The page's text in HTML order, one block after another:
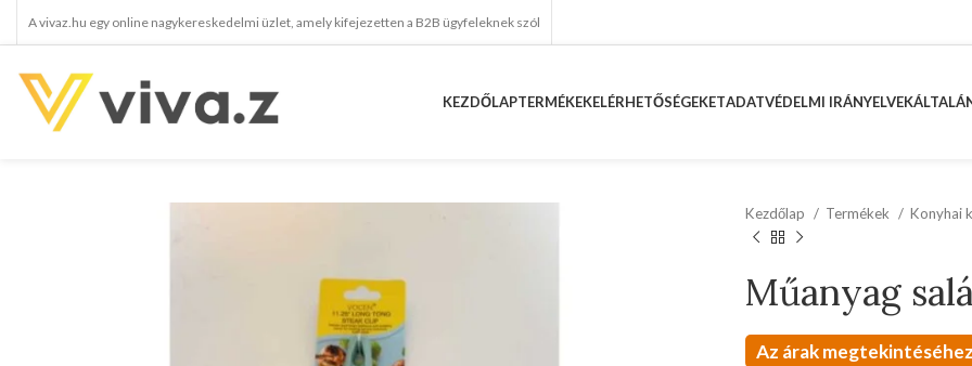
A vivaz.hu egy online nagykereskedelmi üzlet, amely kifejezetten a B2B ügyfeleknek szól
KEZDŐLAPTERMÉKEKELÉRHETŐSÉGEKETADATVÉDELMI IRÁNYELVEK
Kezdőlap Termékek Konyhai
Műanyag
Az árak